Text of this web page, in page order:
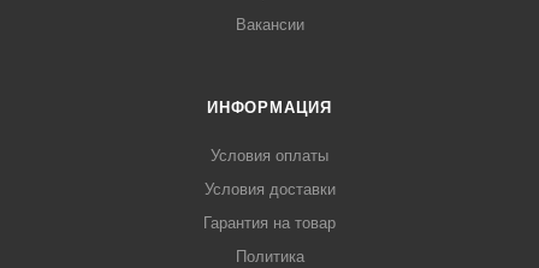
Вакансии
ИНФОРМАЦИЯ
Условия оплаты
Условия доставки
Гарантия на товар
Политика